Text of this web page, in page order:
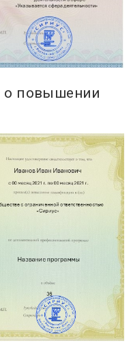
о повышении